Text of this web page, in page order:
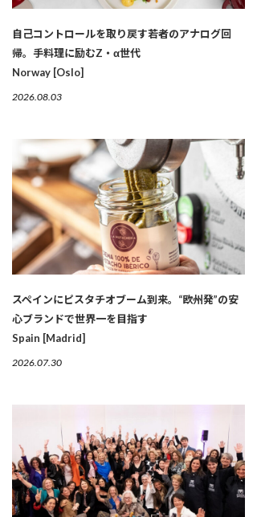
自己コントロールを取り戻す若者のアナログ回
帰。手料理に励むZ・α世代
Norway [Oslo]
2026.08.03
スペインにピスタチオブーム到来。“欧州発”の安
心ブランドで世界一を目指す
Spain [Madrid]
2026.07.30